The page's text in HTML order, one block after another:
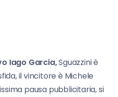
Iago Garcia,Sguazzini è
il vincitore è Michele
pausa pubblicitaria, si